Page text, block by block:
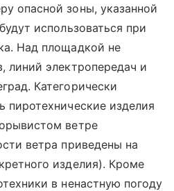
опасной зоны, указанной
использоваться при
Над площадкой не
линий электропередач и
Категорически
пиротехнические изделия
ветре
ветра приведены на
изделия). Кроме
в ненастную погоду